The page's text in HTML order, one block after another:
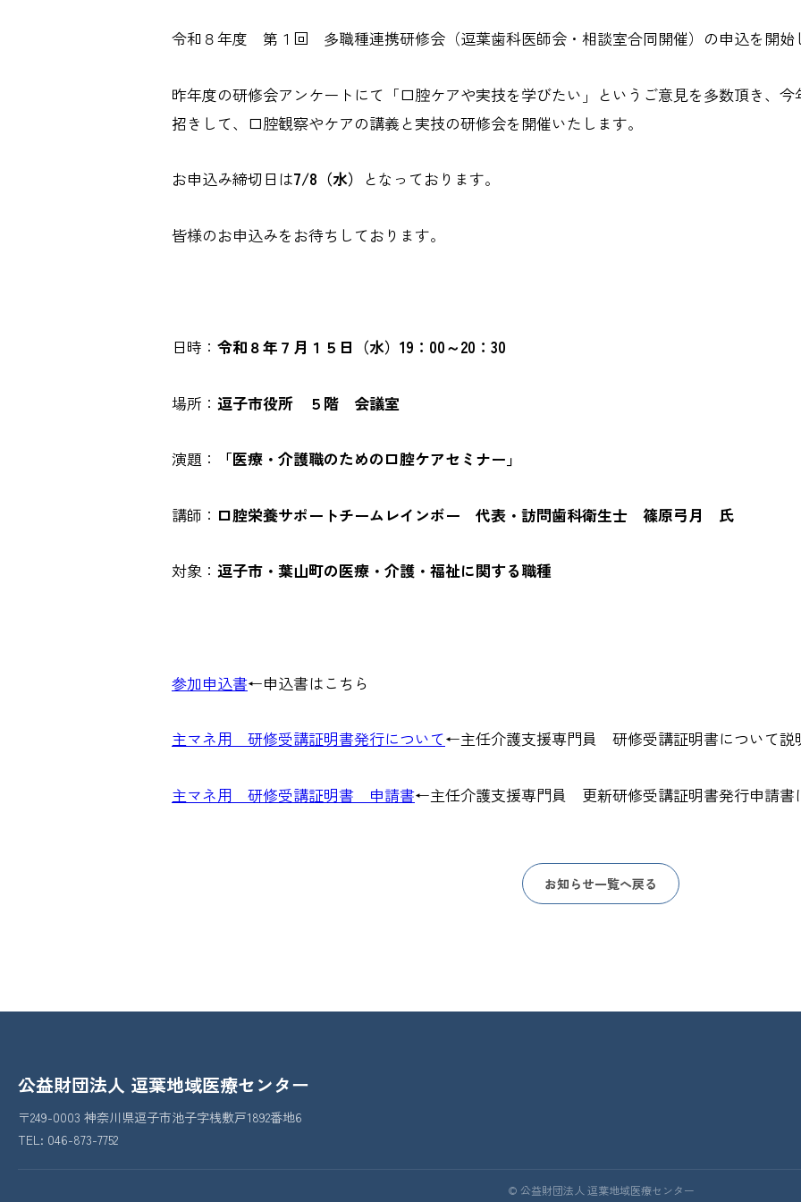
令和８年度 第１回 多職種連携研修会（逗葉歯科医師会・相談室合同開催）の申込を開始
昨年度の研修会アンケートにて「口腔ケアや実技を学びたい」というご意見を多数頂き、
招きして、口腔観察やケアの講義と実技の研修会を開催いたします。
お申込み締切日は7/8（水） となっております。
皆様のお申込みをお待ちしております。
日時： 令和８年７月１５日（水）19：00～20：30
場所： 逗子市役所 ５階 会議室
演題： 「医療・介護職のための口腔ケアセミナー」
講師： 口腔栄養サポートチームレインボー 代表・訪問歯科衛生士 篠原弓月 氏
対象： 逗子市・葉山町の医療・介護・福祉に関する職種
参加申込書←申込書はこちら
主マネ用 研修受講証明書発行について←主任介護支援専門員 研修受講証明書について説
主マネ用 研修受講証明書 申請書←主任介護支援専門員 更新研修受講証明書発行申請書
お知らせ一覧へ戻る
公益財団法人 逗葉地域医療センター
〒249-0003 神奈川県逗子市池子字桟敷戸1892番地6
TEL: 046-873-7752
© 公益財団法人 逗葉地域医療センター